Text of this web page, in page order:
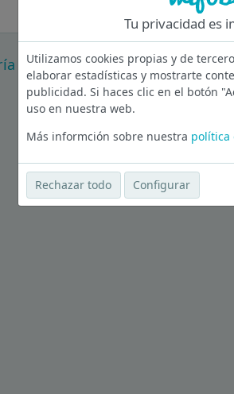
en Alacant
Ver más ofertas
Tu privacidad es
Utilizamos cookies propias y de
elaborar estadísticas y mostrarte
publicidad. Si haces clic en el botón
uso en nuestra web.
Más informción sobre nuestra política
Rechazar todo Configurar